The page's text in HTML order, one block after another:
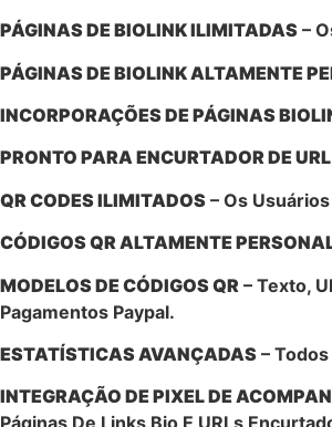
PÁGINAS DE BIOLINK ILIMITADAS –
PÁGINAS DE BIOLINK ALTAMENTE
INCORPORAÇÕES DE PÁGINAS
PRONTO PARA ENCURTADOR DE URL
QR CODES ILIMITADOS – Os
CÓDIGOS QR ALTAMENTE
MODELOS DE CÓDIGOS QR – Texto,
Pagamentos Paypal.
ESTATÍSTICAS AVANÇADAS –
INTEGRAÇÃO DE PIXEL DE